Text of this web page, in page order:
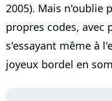
2005). Mais n'oublie
propres codes, avec
s'essayant même à
joyeux bordel en